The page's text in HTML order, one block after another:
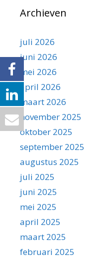
Archieven
juli 2026
juni 2026
mei 2026
april 2026
maart 2026
november 2025
oktober 2025
september 2025
augustus 2025
juli 2025
juni 2025
mei 2025
april 2025
maart 2025
februari 2025